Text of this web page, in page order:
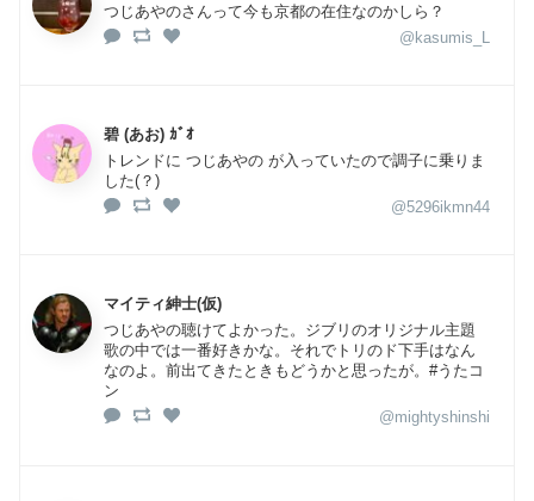
つじあやのさんって今も京都の在住なのかしら？
@kasumis_L
碧 (あお) ｶﾞｵ
トレンドに つじあやの が入っていたので調子に乗りま
した(？)
@5296ikmn44
マイティ紳士(仮)
つじあやの聴けてよかった。ジブリのオリジナル主題
歌の中では一番好きかな。それでトリのド下手はなん
なのよ。前出てきたときもどうかと思ったが。#うたコ
ン
@mightyshinshi